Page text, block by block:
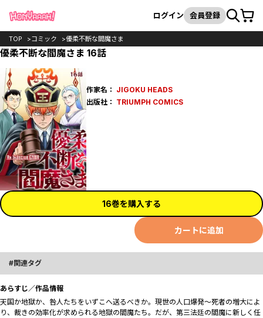
検索
ログイン 会員登録カート
TOP コミック 優柔不断な閻魔さま
優柔不断な閻魔さま 16話
作家名： JIGOKU HEADS
出版社： TRIUMPH COMICS
16巻を購入する
カートに追加
関連タグ
あらすじ／作品情報
天国か地獄か、咎人たちをいずこへ送るべきか。現世の人口爆発～死者の増大によ
り、裁きの効率化が求められる地獄の閻魔たち。だが、第三法廷の閻魔に新しく任